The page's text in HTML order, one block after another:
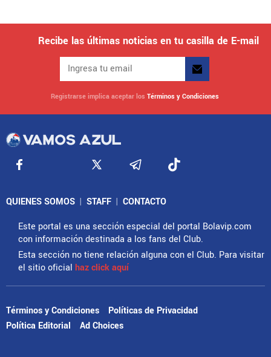
Recibe las últimas noticias en tu casilla de E-mail
Registrarse implica aceptar los Términos y Condiciones
QUIENES SOMOS | STAFF | CONTACTO
Este portal es una sección especial del portal Bolavip.com
con información destinada a los fans del Club.
Esta sección no tiene relación alguna con el Club. Para visitar
el sitio oficial haz click aquí
Términos y Condiciones
Políticas de Privacidad
Política Editorial
Ad Choices